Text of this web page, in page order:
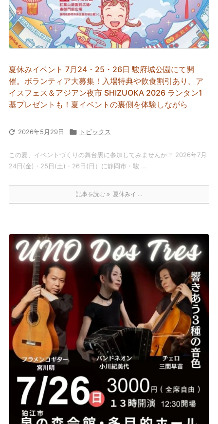
夏休みイベント 7月24・25・26日 駿府城公園にて開
催。ボランティア大募集！入場特典や飲食割引あり。ア
イスフェス＆アジアン夜市 SHIZUOKA 2026 ランタン1
基プレゼントも！夏イベントの裏側を体験しながら
 2026年5月29日  トピックス
この夏、イベントづくりの舞台裏に参加してみませんか？ 2026年7月
24日(金)・25日(土)・26日(日）に静岡市・駿 ...
記事を読む 夏休みイ ...